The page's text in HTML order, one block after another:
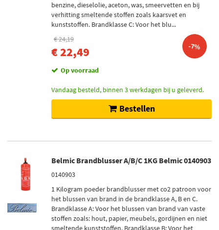
benzine, dieselolie, aceton, was, smeervetten en bij
verhitting smeltende stoffen zoals kaarsvet en
kunststoffen. Brandklasse C: Voor het blu...
€ 24,19
€ 22,49 -7%
Op voorraad
Vandaag besteld, binnen 3 werkdagen bij u geleverd.
Bestellen
Belmic Brandblusser A/B/C 1KG Belmic 0140903
0140903
1 Kilogram poeder brandblusser met co2 patroon voor
het blussen van brand in de brandklasse A, B en C.
Brandklasse A: Voor het blussen van brand van vaste
stoffen zoals: hout, papier, meubels, gordijnen en niet
smeltende kunststoffen. Brandklasse B: Voor het